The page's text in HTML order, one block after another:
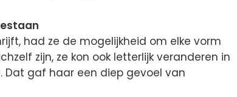
had ze de mogelijkheid om elke vorm
zijn, ze kon ook letterlijk veranderen in
gaf haar een diep gevoel van